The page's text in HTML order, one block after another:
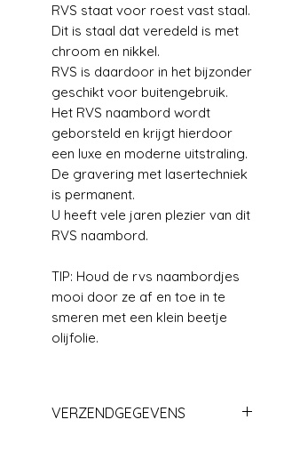
RVS staat voor roest vast staal.
Dit is staal dat veredeld is met
chroom en nikkel.
RVS is daardoor in het bijzonder
geschikt voor buitengebruik.
Het RVS naambord wordt
geborsteld en krijgt hierdoor
een luxe en moderne uitstraling.
De gravering met lasertechniek
is permanent.
U heeft vele jaren plezier van dit
RVS naambord.
TIP: Houd de rvs naambordjes
mooi door ze af en toe in te
smeren met een klein beetje
olijfolie.
VERZENDGEGEVENS